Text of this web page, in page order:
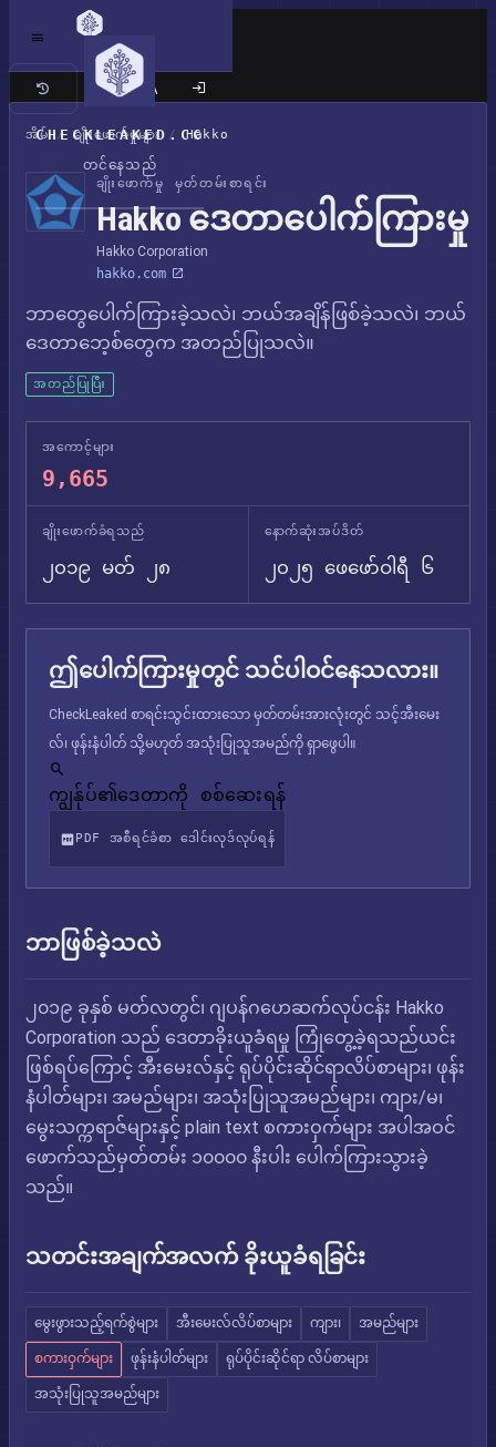
CHECKLEAKED.CC
တင်နေသည်
ကလက်စစ် ဆိုက်
အိမ် / ချိုးဖောက်မှုများ / Hakko
ချိုးဖောက်မှု မှတ်တမ်းစာရင်း
Hakko ဒေတာပေါက်ကြားမှု
Hakko Corporation
hakko.com
ဘာတွေပေါက်ကြားခဲ့သလဲ၊ ဘယ်အချိန်ဖြစ်ခဲ့သလဲ၊ ဘယ်
ဒေတာဘေ့စ်တွေက အတည်ပြုသလဲ။
အတည်ပြုပြီး
အကောင့်များ
9,665
ချိုးဖောက်ခံရသည်
၂၀၁၉ မတ် ၂၈
နောက်ဆုံးအပ်ဒိတ်
၂၀၂၅ ဖေဖော်ဝါရီ ၆
ဤပေါက်ကြားမှုတွင် သင်ပါဝင်နေသလား။
CheckLeaked စာရင်းသွင်းထားသော မှတ်တမ်းအားလုံးတွင် သင့်အီးမေး
လ်၊ ဖုန်းနံပါတ် သို့မဟုတ် အသုံးပြုသူအမည်ကို ရှာဖွေပါ။
ကျွန်ုပ်၏ဒေတာကို စစ်ဆေးရန်
PDF အစီရင်ခံစာ ဒေါင်းလုဒ်လုပ်ရန်
ဘာဖြစ်ခဲ့သလဲ
၂၀၁၉ ခုနှစ် မတ်လတွင်၊ ဂျပန်ဂဟေဆက်လုပ်ငန်း Hakko
Corporation သည် ဒေတာခိုးယူခံရမှု ကြုံတွေ့ခဲ့ရသည်ယင်း
ဖြစ်ရပ်ကြောင့် အီးမေးလ်နှင့် ရုပ်ပိုင်းဆိုင်ရာလိပ်စာများ၊ ဖုန်း
နံပါတ်များ၊ အမည်များ၊ အသုံးပြုသူအမည်များ၊ ကျား/မ၊
မွေးသက္ကရာဇ်များနှင့် plain text စကားဝှက်များ အပါအဝင်
ဖောက်သည်မှတ်တမ်း ၁၀၀၀၀ နီးပါး ပေါက်ကြားသွားခဲ့
သည်။
သတင်းအချက်အလက် ခိုးယူခံရခြင်း
မွေးဖွားသည့်ရက်စွဲများ အီးမေးလ်လိပ်စာများ ကျား၊ အမည်များ
စကားဝှက်များ ဖုန်းနံပါတ်များ ရုပ်ပိုင်းဆိုင်ရာ လိပ်စာများ
အသုံးပြုသူအမည်များ